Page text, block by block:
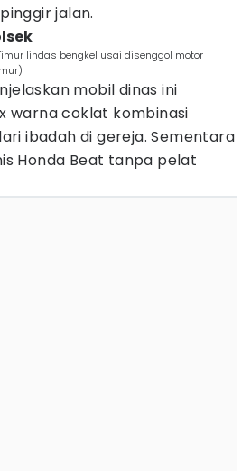
jalan.
lindas bengkel usai disenggol motor
mobil dinas ini
warna coklat kombinasi
ibadah di gereja. Sementara
Honda Beat tanpa pelat